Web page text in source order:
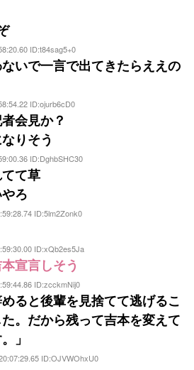
ID:t84sag5+0
いで一言で出てきたらええの
ID:ojurb6cD0
会見か？
りそう
ID:DghbSHC30
て草
ろ
ID:5lm2Zonk0
ID:xQb2es5Ja
宣言しそう
ID:zcckmNij0
ると後輩を見捨てて逃げるこ
。だから残って吉本を変えて
」
ID:OJVWOhxU0